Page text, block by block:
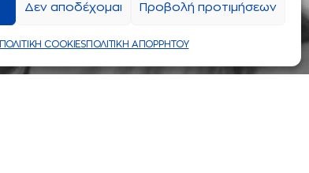
Δεν αποδέχομαι Προβολή προτιμήσεων
ΠΟΛΙΤΙΚΗ COOKIESΠΟΛΙΤΙΚΗ ΑΠΟΡΡΗΤΟΥ